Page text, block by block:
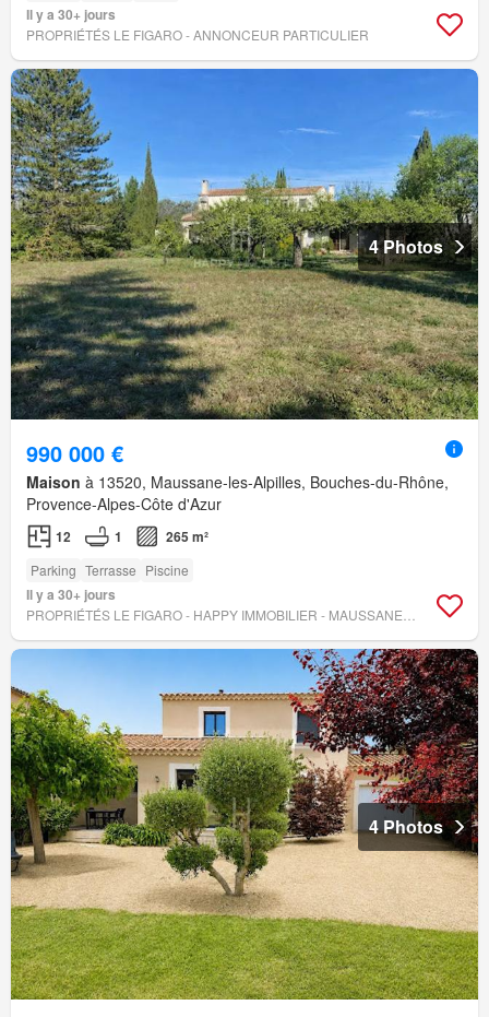
Il y a 30+ jours
PROPRIÉTÉS LE FIGARO - ANNONCEUR PARTICULIER
4 Photos
990 000 €
Maison à 13520, Maussane-les-Alpilles, Bouches-du-Rhône,
Provence-Alpes-Côte d'Azur
12 1 265 m²
Parking Terrasse Piscine
Il y a 30+ jours
4 Photos